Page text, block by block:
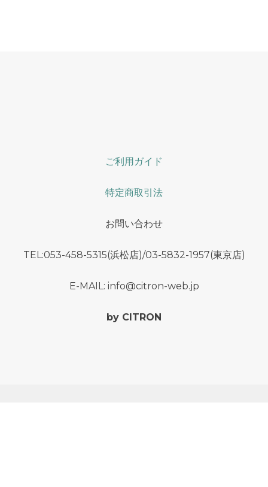
ご利用ガイド
特定商取引法
お問い合わせ
TEL:053-458-5315(浜松店)/03-5832-1957(東京店)
E-MAIL: info@citron-web.jp
by CITRON